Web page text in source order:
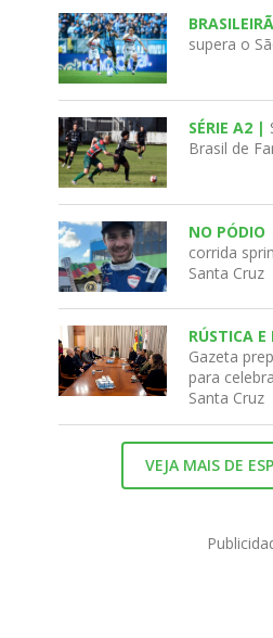
supera o
SÉRIE A2 |
Brasil de
NO PÓDIO
corrida
Santa Cruz
RÚSTICA
Gazeta
para
Santa Cruz
VEJA MAIS DE